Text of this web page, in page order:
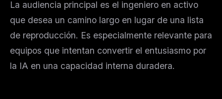
La audiencia principal es el ingeniero en activo
que desea un camino largo en lugar de una lista
de reproducción. Es especialmente relevante para
equipos que intentan convertir el entusiasmo por
la IA en una capacidad interna duradera.